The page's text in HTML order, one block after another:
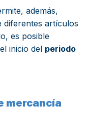
además,
diferentes artículos
es posible
inicio del periodo
mercancía